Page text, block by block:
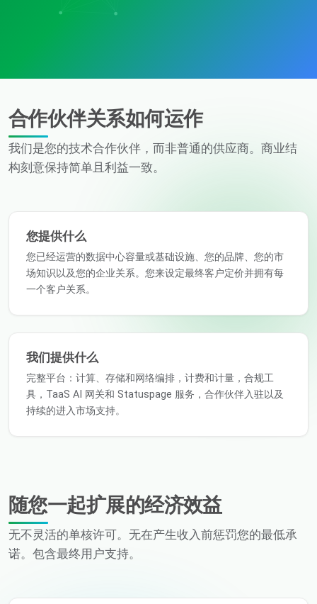
合作伙伴关系如何运作
我们是您的技术合作伙伴，而非普通的供应商。商业结
构刻意保持简单且利益一致。
您提供什么
您已经运营的数据中心容量或基础设施、您的品牌、您的市
场知识以及您的企业关系。您来设定最终客户定价并拥有每
一个客户关系。
我们提供什么
完整平台：计算、存储和网络编排，计费和计量，合规工
具，TaaS AI 网关和 Statuspage 服务，合作伙伴入驻以及
持续的进入市场支持。
随您一起扩展的经济效益
无不灵活的单核许可。无在产生收入前惩罚您的最低承
诺。包含最终用户支持。